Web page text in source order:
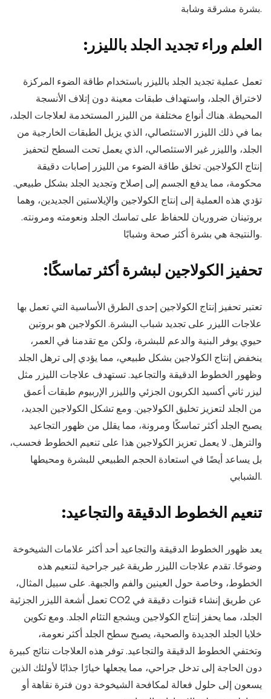
بشرة مشرقة وشابة.
:العلم وراء تجديد الجلد بالليزر
تعمل عملية تجديد الجلد بالليزر باستخدام طاقة الضوء المركزة
لاختراق الجلد، واستهداف طبقات معينة دون إتلاف الأنسجة
المحيطة. هناك أنواع مختلفة من الليزر المستخدمة لعلاجات الجلد،
بما في ذلك الليزر الاستئصالي، الذي يزيل الطبقات الخارجية من
الجلد، والليزر غير الاستئصالي، الذي يعمل تحت السطح لتحفيز
إنتاج الكولاجين. تخلق طاقة الضوء من الليزر إصابات دقيقة
محكومة، مما يدفع الجسم إلى إصلاح وتجديد الجلد بشكل طبيعي.
تؤدي هذه العملية إلى إنتاج الكولاجين والإيلاستين الجديدين، وهما
بروتينان ضروريان للحفاظ على تماسك الجلد ونعومته ومرونته.
والنتيجة هي بشرة أكثر صحة وشبابًا.
:تحفيز الكولاجين لبشرة أكثر تماسكًا
تعتبر تحفيز إنتاج الكولاجين إحدى الطرق الأساسية التي تعمل بها
علاجات الليزر على تجديد شباب البشرة. الكولاجين هو بروتين
حيوي يوفر البنية والدعم للبشرة، ولكن مع تقدمنا ​​في العمر،
ينخفض ​​إنتاج الكولاجين بشكل طبيعي، مما يؤدي إلى ترهل الجلد
وظهور الخطوط الدقيقة والتجاعيد. تستهدف علاجات الليزر مثل
ليزر ثاني أكسيد الكربون الجزئي والليزر الإربيوم طبقات أعمق
من الجلد لتعزيز تخليق الكولاجين. ومع تشكل الكولاجين الجديد،
يصبح الجلد أكثر تماسكًا ومرونة، مما يقلل من ظهور التجاعيد
والترهل. لا يعمل تعزيز الكولاجين هذا على تنعيم الخطوط فحسب،
بل يساعد أيضًا في استعادة الحجم الطبيعي للبشرة ومحيطها
الشبابي.
:تنعيم الخطوط الدقيقة والتجاعيد
يعد ظهور الخطوط الدقيقة والتجاعيد أحد أكثر علامات الشيخوخة
وضوحًا. تقدم علاجات الليزر طريقة غير جراحية لتنعيم هذه
الخطوط، وخاصة حول العينين والفم والجبهة. على سبيل المثال،
تعمل أشعة الليزر الجزئية CO2 عن طريق إنشاء قنوات دقيقة في
الجلد، مما يحفز إنتاج الكولاجين ويشجع التئام الجلد. ومع تكوين
خلايا الجلد الجديدة والصحية، يصبح سطح الجلد أكثر نعومة،
وتختفي الخطوط الدقيقة والتجاعيد. توفر هذه العلاجات نتائج كبيرة
دون الحاجة إلى تدخل جراحي، مما يجعلها خيارًا جذابًا لأولئك الذين
يسعون إلى حلول فعالة لمكافحة الشيخوخة دون فترة نقاهة أو